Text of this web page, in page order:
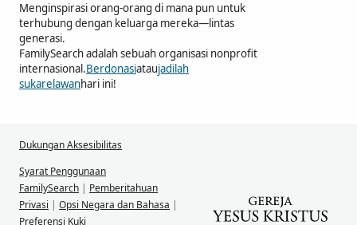
Menginspirasi orang-orang di mana pun untuk
terhubung dengan keluarga mereka—lintas
generasi.
FamilySearch adalah sebuah organisasi nonprofit
internasional.Berdonasiataujadilah
sukarelawanhari ini!
Dukungan Aksesibilitas
Syarat Penggunaan
FamilySearch | Pemberitahuan
Privasi | Opsi Negara dan Bahasa |
Preferensi Kuki